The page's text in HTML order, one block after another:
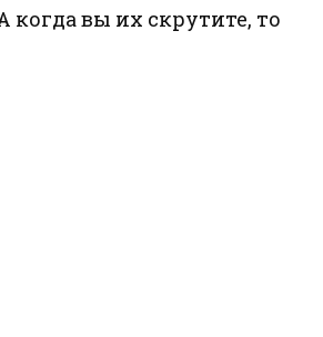
когда вы их скрутите, то